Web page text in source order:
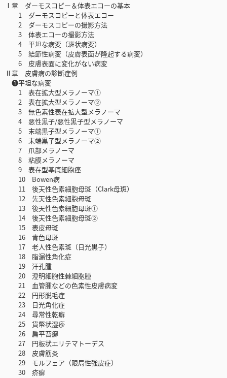
Ⅰ章 ダーモスコピー＆体表エコーの基本
1 ダーモスコピーと体表エコー
2 ダーモスコピーの撮影方法
3 体表エコーの撮影方法
4 平坦な病変（斑状病変）
5 結節性病変（皮膚表面が隆起する病変）
6 皮膚表面に変化がない病変
Ⅱ章 皮膚病の診断症例
❶平坦な病変
1 表在拡大型メラノーマ①
2 表在拡大型メラノーマ②
3 無色素性表在拡大型メラノーマ
4 悪性黒子/悪性黒子型メラノーマ
5 末端黒子型メラノーマ①
6 末端黒子型メラノーマ②
7 爪部メラノーマ
8 粘膜メラノーマ
9 表在型基底細胞癌
10 Bowen病
11 後天性色素細胞母斑（Clark母斑）
12 先天性色素細胞母斑
13 後天性色素細胞母斑①
14 後天性色素細胞母斑②
15 表皮母斑
16 青色母斑
17 老人性色素斑（日光黒子）
18 脂漏性角化症
19 汗孔腫
20 澄明細胞性棘細胞腫
21 血管腫などの色素性皮膚病変
22 円形脱毛症
23 日光角化症
24 尋常性乾癬
25 貨幣状湿疹
26 扁平苔癬
27 円板状エリテマトーデス
28 皮膚筋炎
29 モルフェア（限局性強皮症）
30 疥癬